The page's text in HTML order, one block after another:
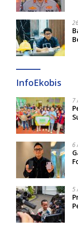
InfoEkobis
7
6
5